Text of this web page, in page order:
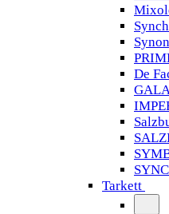
De
Tarkett